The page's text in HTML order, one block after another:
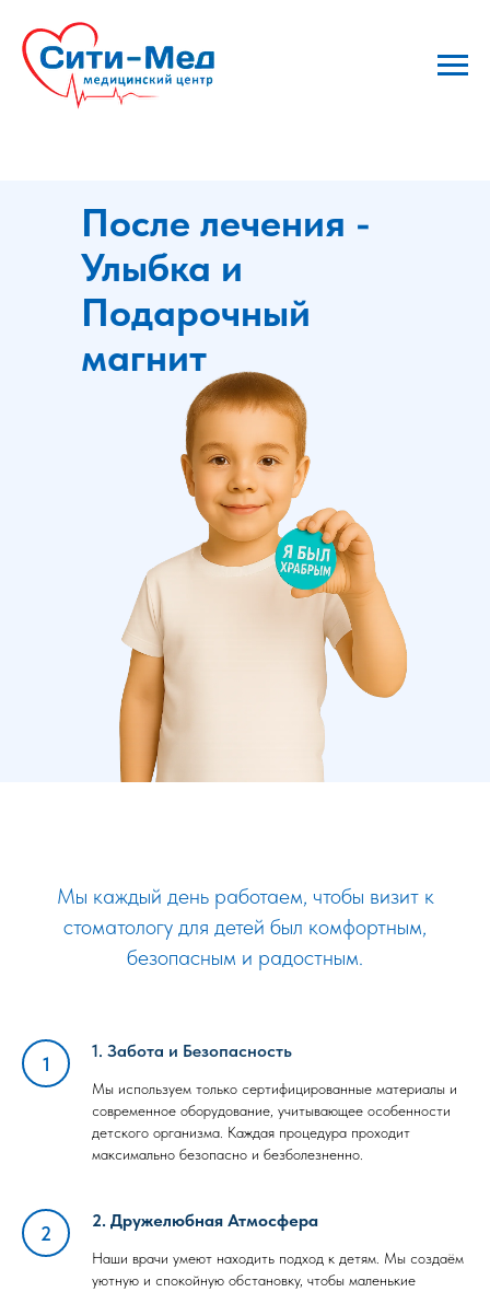
После лечения -
Улыбка и
Подарочный
магнит
Мы каждый день работаем, чтобы визит к
стоматологу для детей был комфортным,
безопасным и радостным.
1. Забота и Безопасность
Мы используем только сертифицированные материалы и
современное оборудование, учитывающее особенности
детского организма. Каждая процедура проходит
максимально безопасно и безболезненно.
2. Дружелюбная Атмосфера
Наши врачи умеют находить подход к детям. Мы создаём
уютную и спокойную обстановку, чтобы маленькие